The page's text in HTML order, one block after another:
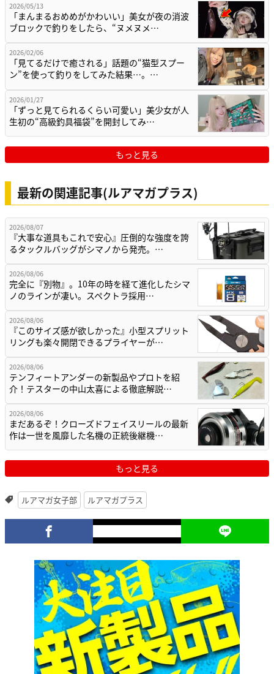
2026/05/13
「まんまるおめめがかわいい」美女が夜の消波
ブロックで釣りをしたら、“ヌメヌメ…
2026/02/06
「見てるだけで癒される」話題の“猫型スプー
ン”を使って釣りをしてみた結果…。…
2026/01/27
「ずっと見てられるくらい可愛い」美少女が人
生初の“高級釣具福袋”を開封してみ…
もっと見る
最新の関連記事(ルアマガプラス)
2026/08/07
『大事な道具もこれで安心』圧倒的な強度を誇
るタックルバッグがシマノから発売。…
2026/08/06
完全に『別物』。10年の時を経て進化したシマ
ノのラインが凄い。スペクトラ採用…
2026/08/06
『このサイズ感が欲しかった』小型スプリット
リングも楽々開閉できるプライヤーが…
2026/08/06
テンフィートアンダーの新製品やプロトを紹
介！テスターの中山太喜による徹底解説…
2026/08/06
まだあるぞ！クローズドフェイスリールの最新
作は一世を風靡した名機の正統後継機…
もっと見る
ルアマガ女子部 ルアマガプラス